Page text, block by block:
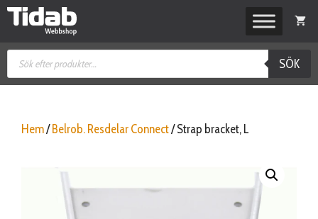
Hoppa
Produktsökning
SÖK
Hem/ Belrob. Resdelar Connect/ Strap bracket, L